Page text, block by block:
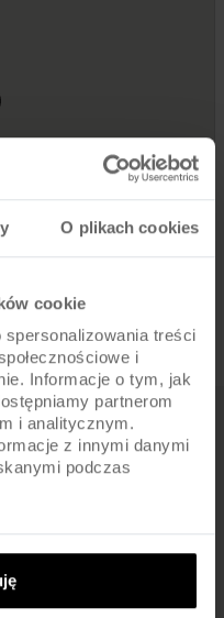
O plikach cookies
cookie
treści
i
Informacje o tym, jak
partnerom
i analitycznym.
z innymi danymi
podczas
rowerów
o dostępności